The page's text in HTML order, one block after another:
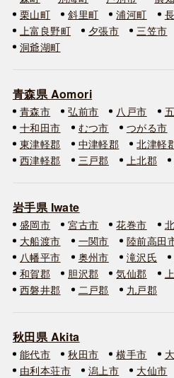
栗山町
斜里町 浦河町
上富良野町
夕張市 三笠市
洞爺湖町
青森県 Aomori
青森市 弘前市 八戸市
十和田市
むつ市 つがる市
東津軽郡
中津軽郡 北津軽
西津軽郡
三戸郡 上北郡
岩手県 Iwate
盛岡市 宮古市 花巻市
大船渡市
一関市 陸前高田
八幡平市
奥州市 滝沢氏
和賀郡
胆沢郡 気仙郡
西磐井郡
二戸郡 九戸郡
秋田県 Akita
能代市 秋田市 横手市
由利本荘市
潟上市 大仙市